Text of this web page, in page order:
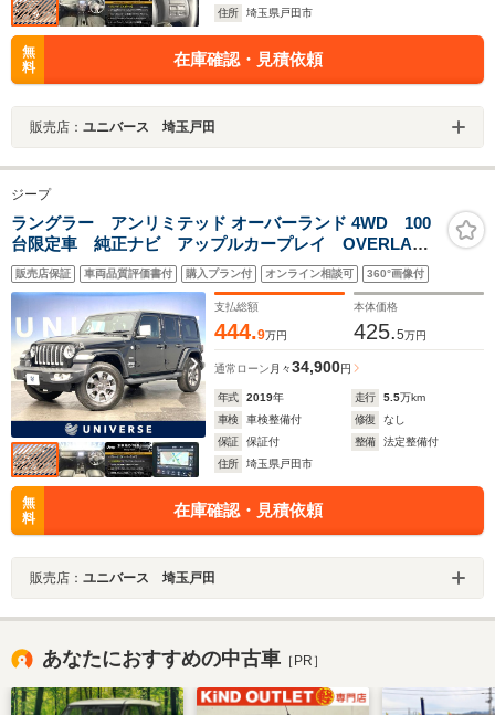
住所
埼玉県戸田市
無
料
在庫確認・見積依頼
販売店： ユニバース 埼玉戸田
ジープ
ラングラー アンリミテッド オーバーランド 4WD 100
台限定車 純正ナビ アップルカープレイ OVERLAND
刺繍入り黒革シート アダプティブクルーズコントロー
ル 衝突軽減 アルパイン製スピーカー フルセグTV
Bluetooth 禁煙車
販売店保証 車両品質評価書付 購入プラン付 オンライン相談可 360°画像付
支払総額
444.9万円
本体価格
425.5万円
通常ローン 月々34,900円
年式 2019年 走行 5.5万km
車検
車検整備付 修復
なし
保証
保証付 整備
法定整備付
住所
埼玉県戸田市
無
料
在庫確認・見積依頼
販売店： ユニバース 埼玉戸田
あなたにおすすめの中古車 ［PR］